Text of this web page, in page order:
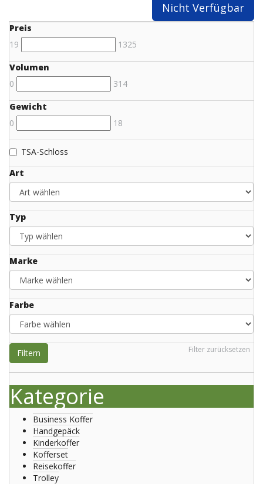
Nicht Verfügbar
Preis
19
1325
Volumen
0
314
Gewicht
0
18
TSA-Schloss
Art
Typ
Marke
Farbe
Filter zurücksetzen
Filtern
Kategorie
Business Koffer
Handgepäck
Kinderkoffer
Kofferset
Reisekoffer
Trolley